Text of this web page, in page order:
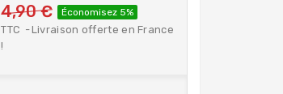
4,90 € Économisez 5%
TTC
Livraison offerte en France
!